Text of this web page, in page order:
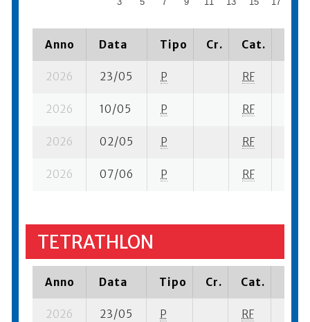
Anno Data Tipo Cr. Cat.
2026 23/05 P RF
2026 10/05 P RF
2026 02/05 P RF
2026 07/06 P RF
TETRATHLON
Anno Data Tipo Cr. Cat.
2026 23/05 P RF